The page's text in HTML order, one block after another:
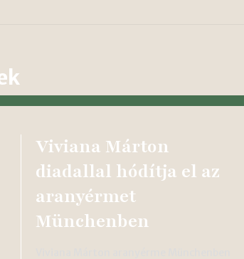
Viviana Márton
diadallal hódítja el az
aranyérmet
Münchenben